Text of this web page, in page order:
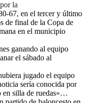
la
67, en el tercer y último
de final de la Copa de
en el municipio
ganando al equipo
el sábado al
jugado el equipo
sería conocida por
en silla de ruedas»…